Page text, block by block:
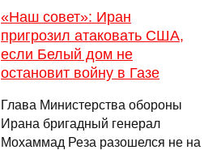
«Наш совет»: Иран
пригрозил атаковать США,
если Белый дом не
остановит войну в Газе
Глава Министерства обороны
Ирана бригадный генерал
Мохаммад Реза разошелся не на